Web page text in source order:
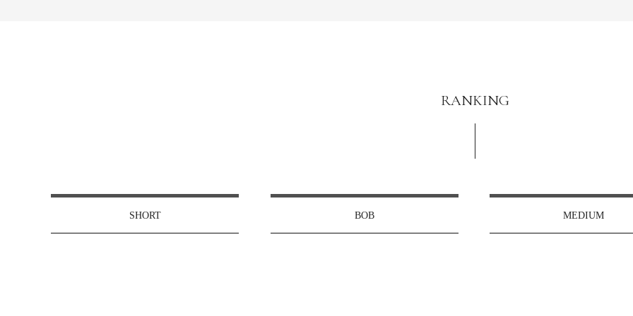
RANKING
SHORT BOB MEDIUM